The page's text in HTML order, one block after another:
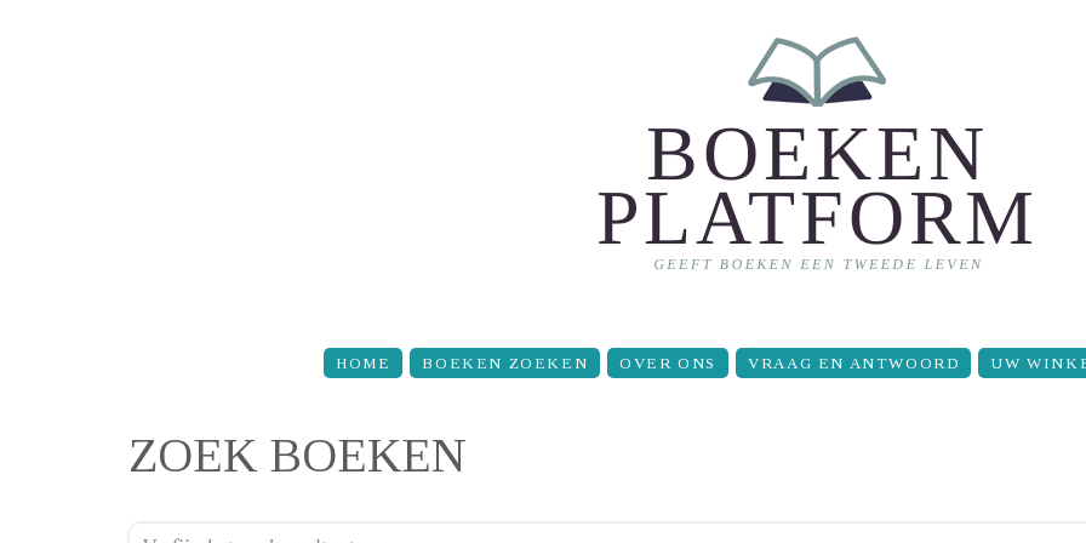
HOME BOEKEN ZOEKEN OVER ONS VRAAG EN ANTWOORD UW
ZOEK BOEKEN